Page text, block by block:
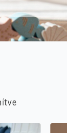
price: